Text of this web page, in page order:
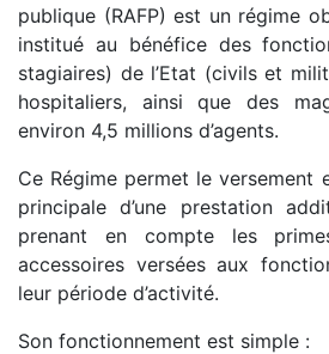
publique (RAFP) est un régime
institué au bénéfice des
stagiaires) de l’Etat (civils et
hospitaliers, ainsi que des
environ 4,5 millions d’agents.
Ce Régime permet le versement
principale d’une prestation
prenant en compte les
accessoires versées aux
leur période d’activité.
Son fonctionnement est simple :